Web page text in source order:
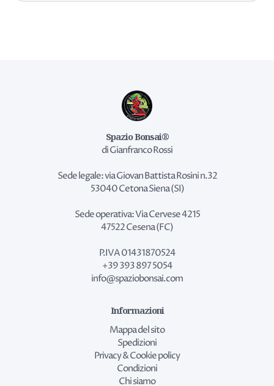
Spazio Bonsai®
di Gianfranco Rossi
Sede legale: via Giovan Battista Rosini n.32
53040 Cetona Siena (SI)
Sede operativa: Via Cervese 4215
47522 Cesena (FC)
P.IVA 01431870524
+39 393 897 5054
info@spaziobonsai.com
Informazioni
Mappa del sito
Spedizioni
Privacy & Cookie policy
Condizioni
Chi siamo